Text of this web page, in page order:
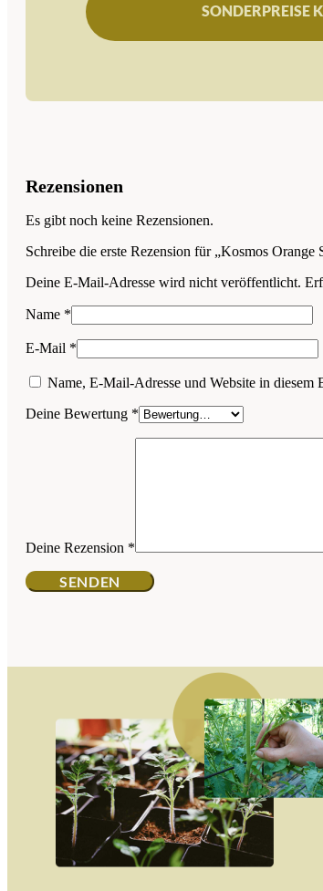
SONDERPREISE
Rezensionen
Es gibt noch keine Rezensionen.
Schreibe die erste Rezension für „Kosmos Orange
Deine E-Mail-Adresse wird nicht veröffentlicht.
Name *
E-Mail *
Name, E-Mail-Adresse und Website in diesem
Deine Bewertung *
Deine Rezension *